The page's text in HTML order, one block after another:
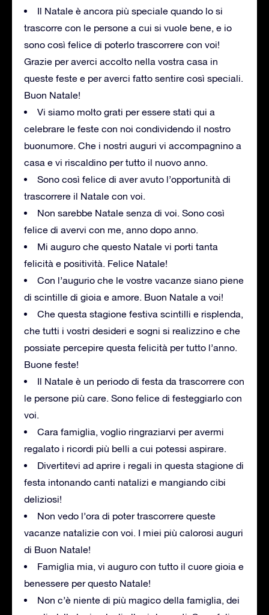
Il Natale è ancora più speciale quando lo si
trascorre con le persone a cui si vuole bene, e io
sono così felice di poterlo trascorrere con voi!
Grazie per averci accolto nella vostra casa in
queste feste e per averci fatto sentire così speciali.
Buon Natale!
Vi siamo molto grati per essere stati qui a
celebrare le feste con noi condividendo il nostro
buonumore. Che i nostri auguri vi accompagnino a
casa e vi riscaldino per tutto il nuovo anno.
Sono così felice di aver avuto l’opportunità di
trascorrere il Natale con voi.
Non sarebbe Natale senza di voi. Sono così
felice di avervi con me, anno dopo anno.
Mi auguro che questo Natale vi porti tanta
felicità e positività. Felice Natale!
Con l’augurio che le vostre vacanze siano piene
di scintille di gioia e amore. Buon Natale a voi!
Che questa stagione festiva scintilli e risplenda,
che tutti i vostri desideri e sogni si realizzino e che
possiate percepire questa felicità per tutto l’anno.
Buone feste!
Il Natale è un periodo di festa da trascorrere con
le persone più care. Sono felice di festeggiarlo con
voi.
Cara famiglia, voglio ringraziarvi per avermi
regalato i ricordi più belli a cui potessi aspirare.
Divertitevi ad aprire i regali in questa stagione di
festa intonando canti natalizi e mangiando cibi
deliziosi!
Non vedo l’ora di poter trascorrere queste
vacanze natalizie con voi. I miei più calorosi auguri
di Buon Natale!
Famiglia mia, vi auguro con tutto il cuore gioia e
benessere per questo Natale!
Non c’è niente di più magico della famiglia, dei